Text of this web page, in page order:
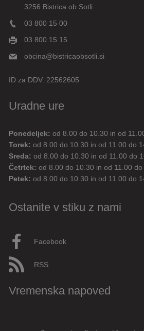
3256 Bistrica ob Sotli
03 800 15 00
03 800 15 15
obcina@bistricaobsotli.si
ID za DDV: 22562605
Uradne ure
Ponedeljek: od 8.00 do 10.30 in od
Torek: od 8.00 do 10.30 in od 11.00 do
Sreda: od 8.00 do 10.30 in od 11.00 do
Četrtek: od 8.00 do 10.30 in od 11.00 do
Petek: od 8.00 do 10.30 in od 11.00 do
Ostanite v stiku z nami
Facebook
RSS
Vremenska napoved
Digitalni pomočnik
Aktualne novice Aktualne cestne
Dovolilnice za parkiranje